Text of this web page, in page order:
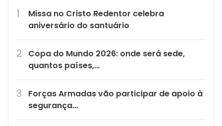
Missa no Cristo Redentor celebra
aniversário do santuário
Copa do Mundo 2026: onde será sede,
quantos países,…
Forças Armadas vão participar de apoio à
segurança…